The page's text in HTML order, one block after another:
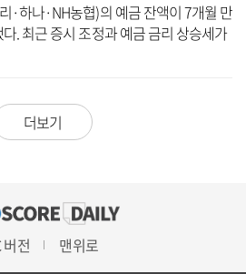
·하나·NH농협)의 예금 잔액이 7개월 만
. 최근 증시 조정과 예금 금리 상승세가
것으로 분석된다. 10일 금융권에 따르
더보기
버전 맨위로